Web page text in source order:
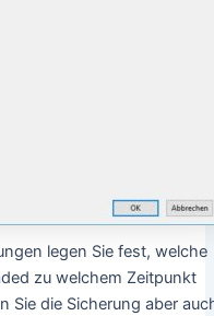
legen Sie fest, welche
zu welchem Zeitpunkt
Sie die Sicherung aber